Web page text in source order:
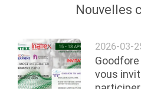
Nouvelles
2026-03-
vous